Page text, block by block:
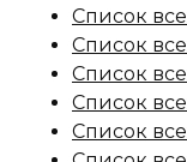
Список
Список
Список
Список
Список